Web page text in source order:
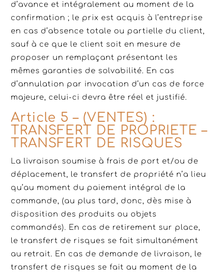
d’avance et intégralement au moment de la
confirmation ; le prix est acquis à l’entreprise
en cas d’absence totale ou partielle du client,
sauf à ce que le client soit en mesure de
proposer un remplaçant présentant les
mêmes garanties de solvabilité. En cas
d’annulation par invocation d’un cas de force
majeure, celui-ci devra être réel et justifié.
Article 5 – (VENTES) :
TRANSFERT DE PROPRIETE –
TRANSFERT DE RISQUES
La livraison soumise à frais de port et/ou de
déplacement, le transfert de propriété n’a lieu
qu’au moment du paiement intégral de la
commande, (au plus tard, donc, dès mise à
disposition des produits ou objets
commandés). En cas de retirement sur place,
le transfert de risques se fait simultanément
au retrait. En cas de demande de livraison, le
transfert de risques se fait au moment de la